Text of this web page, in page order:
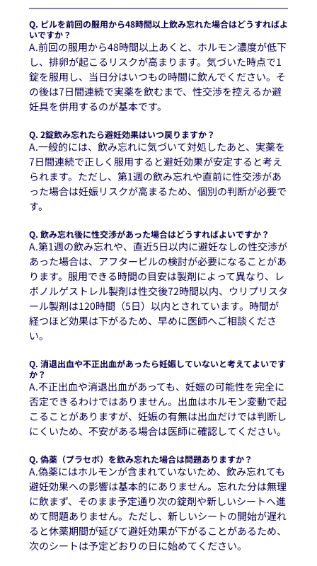
Q. ピルを前回の服用から48時間以上飲み忘れた場合はどうすればよ
いですか？
A.前回の服用から48時間以上あくと、ホルモン濃度が低下
し、排卵が起こるリスクが高まります。気づいた時点で1
錠を服用し、当日分はいつもの時間に飲んでください。そ
の後は7日間連続で実薬を飲むまで、性交渉を控えるか避
妊具を併用するのが基本です。
Q. 2錠飲み忘れたら避妊効果はいつ戻りますか？
A.一般的には、飲み忘れに気づいて対処したあと、実薬を
7日間連続で正しく服用すると避妊効果が安定すると考え
られます。ただし、第1週の飲み忘れや直前に性交渉があ
った場合は妊娠リスクが高まるため、個別の判断が必要で
す。
Q. 飲み忘れ後に性交渉があった場合はどうすればよいですか？
A.第1週の飲み忘れや、直近5日以内に避妊なしの性交渉が
あった場合は、アフターピルの検討が必要になることがあ
ります。服用できる時間の目安は製剤によって異なり、レ
ボノルゲストレル製剤は性交後72時間以内、ウリプリスタ
ール製剤は120時間（5日）以内とされています。時間が
経つほど効果は下がるため、早めに医師へご相談くださ
い。
Q. 消退出血や不正出血があったら妊娠していないと考えてよいです
か？
A.不正出血や消退出血があっても、妊娠の可能性を完全に
否定できるわけではありません。出血はホルモン変動で起
こることがありますが、妊娠の有無は出血だけでは判断し
にくいため、不安がある場合は医師に確認してください。
Q. 偽薬（プラセボ）を飲み忘れた場合は問題ありますか？
A.偽薬にはホルモンが含まれていないため、飲み忘れても
避妊効果への影響は基本的にありません。忘れた分は無理
に飲まず、そのまま予定通り次の錠剤や新しいシートへ進
めて問題ありません。ただし、新しいシートの開始が遅れ
ると休薬期間が延びて避妊効果が下がることがあるため、
次のシートは予定どおりの日に始めてください。